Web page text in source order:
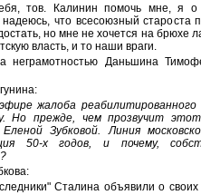
тов. Калинин помочь мне, я
надеюсь, что всесоюзный староста
но мне не хочется на брюхе
власть, и то наши враги.
неграмотностью Даньшина
жалоба
Но прежде, чем прозвучит
Зубковой. Линия
50-х годов, и почему,
Сталина объявили о